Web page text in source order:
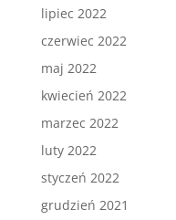
lipiec 2022
czerwiec 2022
maj 2022
kwiecień 2022
marzec 2022
luty 2022
styczeń 2022
grudzień 2021